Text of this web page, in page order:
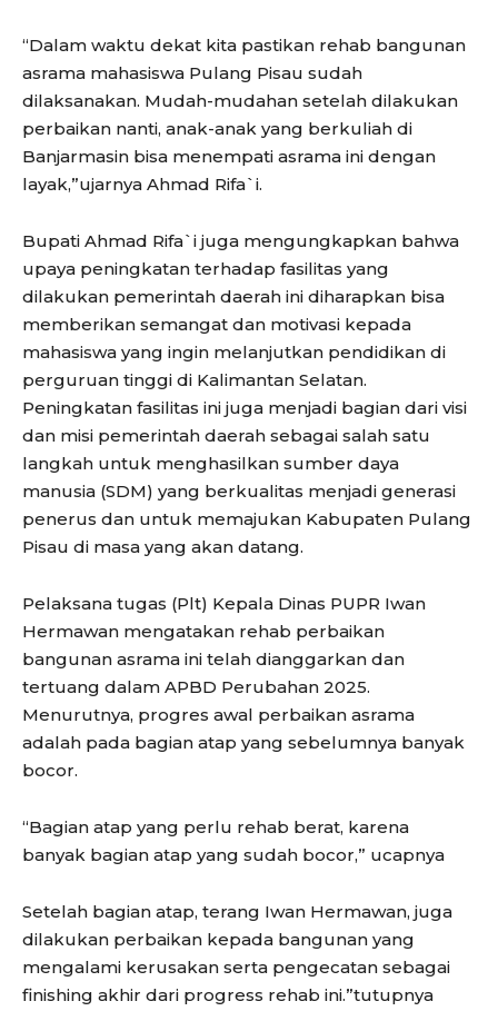
“Dalam waktu dekat kita pastikan rehab bangunan
asrama mahasiswa Pulang Pisau sudah
dilaksanakan. Mudah-mudahan setelah dilakukan
perbaikan nanti, anak-anak yang berkuliah di
Banjarmasin bisa menempati asrama ini dengan
layak,”ujarnya Ahmad Rifa`i.
Bupati Ahmad Rifa`i juga mengungkapkan bahwa
upaya peningkatan terhadap fasilitas yang
dilakukan pemerintah daerah ini diharapkan bisa
memberikan semangat dan motivasi kepada
mahasiswa yang ingin melanjutkan pendidikan di
perguruan tinggi di Kalimantan Selatan.
Peningkatan fasilitas ini juga menjadi bagian dari visi
dan misi pemerintah daerah sebagai salah satu
langkah untuk menghasilkan sumber daya
manusia (SDM) yang berkualitas menjadi generasi
penerus dan untuk memajukan Kabupaten Pulang
Pisau di masa yang akan datang.
Pelaksana tugas (Plt) Kepala Dinas PUPR Iwan
Hermawan mengatakan rehab perbaikan
bangunan asrama ini telah dianggarkan dan
tertuang dalam APBD Perubahan 2025.
Menurutnya, progres awal perbaikan asrama
adalah pada bagian atap yang sebelumnya banyak
bocor.
“Bagian atap yang perlu rehab berat, karena
banyak bagian atap yang sudah bocor,” ucapnya
Setelah bagian atap, terang Iwan Hermawan, juga
dilakukan perbaikan kepada bangunan yang
mengalami kerusakan serta pengecatan sebagai
finishing akhir dari progress rehab ini.”tutupnya